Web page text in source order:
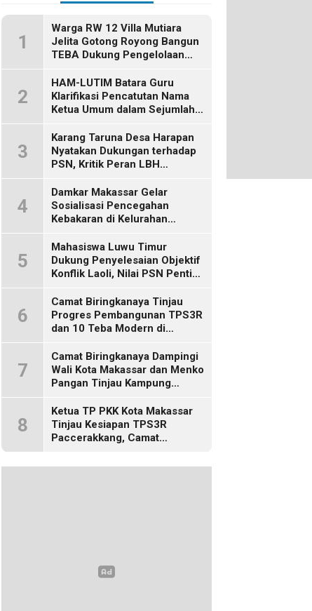
1
Warga RW 12 Villa Mutiara
Jelita Gotong Royong Bangun
TEBA Dukung Pengelolaan
2
HAM-LUTIM Batara Guru
Klarifikasi Pencatutan Nama
Ketua Umum dalam Sejumlah
3
Karang Taruna Desa Harapan
Nyatakan Dukungan terhadap
PSN, Kritik Peran LBH
4
Damkar Makassar Gelar
Sosialisasi Pencegahan
Kebakaran di Kelurahan
5
Mahasiswa Luwu Timur
Dukung Penyelesaian Objektif
Konflik Laoli, Nilai PSN Penting
6
Camat Biringkanaya Tinjau
Progres Pembangunan TPS3R
dan 10 Teba Modern di
7
Camat Biringkanaya Dampingi
Wali Kota Makassar dan Menko
Pangan Tinjau Kampung
8
Ketua TP PKK Kota Makassar
Tinjau Kesiapan TPS3R
Paccerakkang, Camat